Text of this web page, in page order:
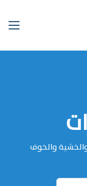
والخوف